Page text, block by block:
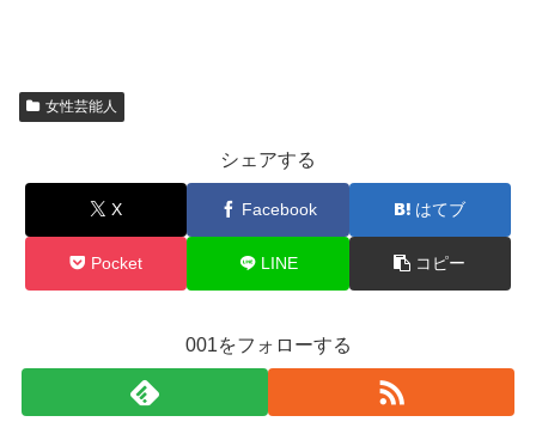
女性芸能人
シェアする
X Facebook はてブ
Pocket LINE コピー
001をフォローする